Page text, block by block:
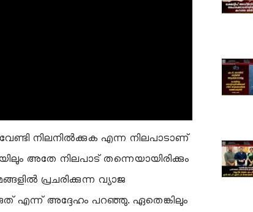
നിലനിൽക്കുക എന്ന നിലപാടാണ്
അതേ നിലപാട് തന്നെയായിരിക്കും
പ്രചരിക്കുന്ന വ്യാജ
എന്ന് അദ്ദേഹം പറഞ്ഞു. ഏതെങ്കിലും